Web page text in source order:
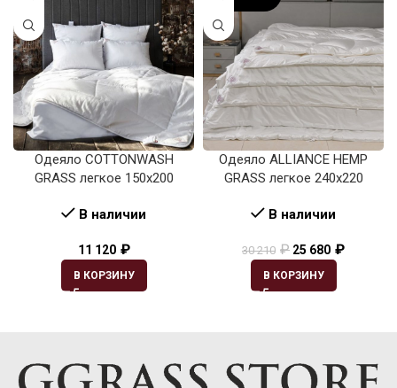
Одеяло COTTONWASH
GRASS легкое 150х200
В наличии
11 120 ₽
В КОРЗИНУ
Одеяло ALLIANCE HEMP
GRASS легкое 240х220
В наличии
30 210 ₽ 25 680 ₽
В КОРЗИНУ